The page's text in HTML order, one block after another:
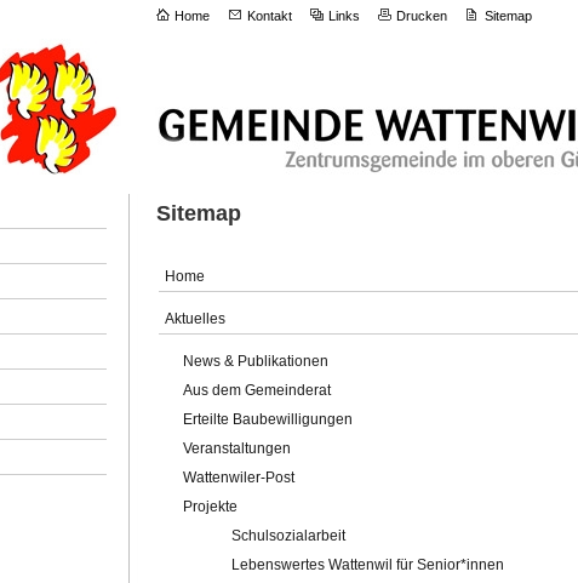
Home Kontakt Links Drucken Sitemap
Sitemap
Home
Aktuelles
News & Publikationen
Aus dem Gemeinderat
Erteilte Baubewilligungen
Veranstaltungen
Wattenwiler-Post
Projekte
Schulsozialarbeit
Lebenswertes Wattenwil für Senior*innen